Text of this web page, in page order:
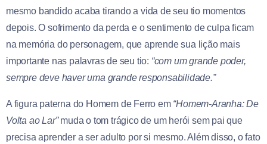
mesmo bandido acaba tirando a vida de seu tio momentos
depois. O sofrimento da perda e o sentimento de culpa ficam
na memória do personagem, que aprende sua lição mais
importante nas palavras de seu tio: “com um grande poder,
sempre deve haver uma grande responsabilidade.”
A figura paterna do Homem de Ferro em “Homem-Aranha: De
Volta ao Lar”muda o tom trágico de um herói sem pai que
precisa aprender a ser adulto por si mesmo. Além disso, o fato